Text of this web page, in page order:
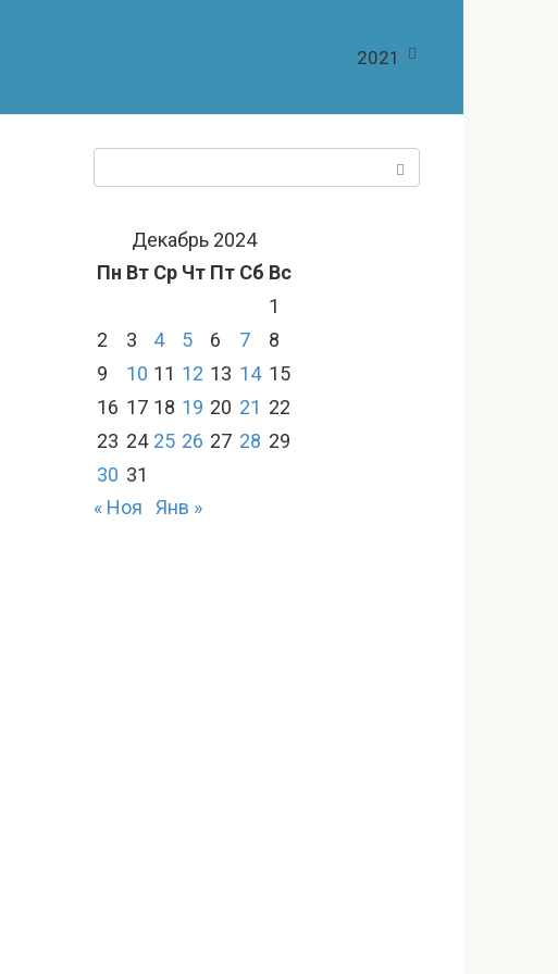
2021
Декабрь 2024
Пн Вт Ср Чт Пт Сб Вс
1
2
3 4 5 6 7
8
9
10 11 12 13 14 15
16 17 18 19 20 21 22
23 24 25 26 27 28 29
30 31
« Ноя
Янв »